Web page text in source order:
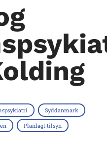
Syddanmark
Planlagt tilsyn